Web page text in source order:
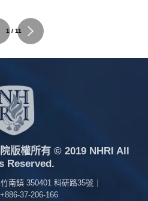
1 / 11
版權所有 © 2019 NHRI All
Reserved.
南鎮 350401 科研路35號 |
+886-37-206-166